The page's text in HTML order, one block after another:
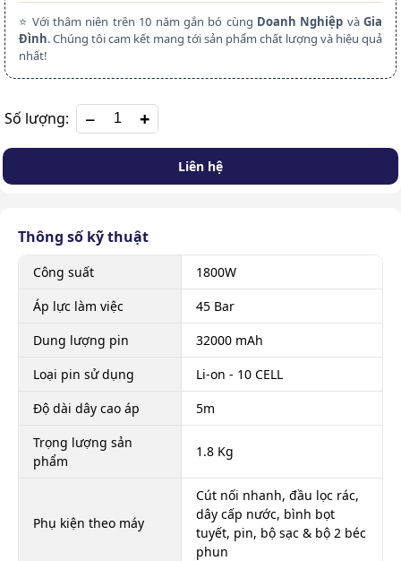
⭐ Với thâm niên trên 10 năm gắn bó cùng Doanh Nghiệp vàGia
Đình. Chúng tôi cam kết mang tới sản phẩm chất lượng và hiệu quả
nhất!
Số lượng: +
Liên hệ
Thông số kỹ thuật
Công suất
1800W
Áp lực làm việc
45 Bar
Dung lượng pin
32000 mAh
Loại pin sử dụng
Li-on - 10 CELL
Độ dài dây cao áp
5m
Trọng lượng sản
phẩm
1.8 Kg
Phụ kiện theo máy
Cút nối nhanh, đầu lọc rác,
dây cấp nước, bình bọt
tuyết, pin, bộ sạc & bộ 2 béc
phun